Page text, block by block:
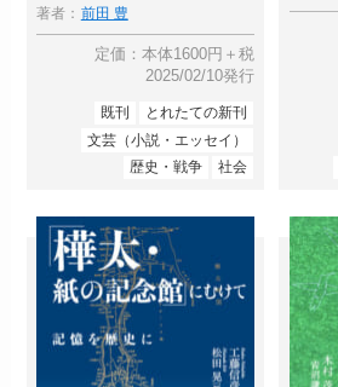
著者： 前田 豊
定価：本体1600円＋税
2025/02/10発行
既刊
とれたての新刊
文芸（小説・エッセイ）
歴史・戦争
社会